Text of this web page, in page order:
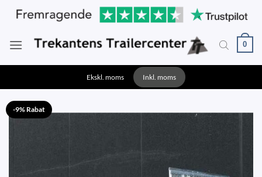
Fortsæt
0
Ekskl. moms Inkl. moms
-9% Rabat